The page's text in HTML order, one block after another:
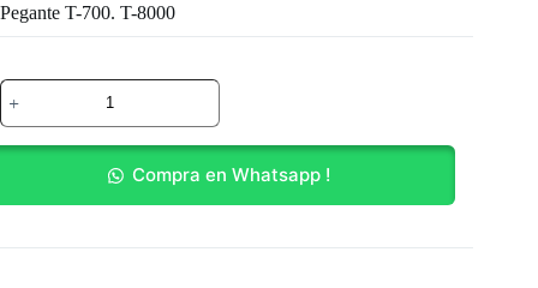
Pegante T-700. T-8000
Pegante
T-
700.
T-
Compra en Whatsapp !